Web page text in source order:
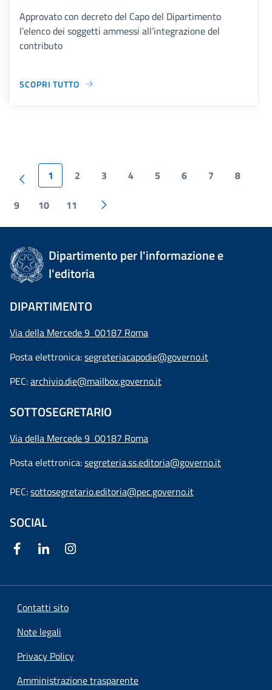
Approvato con decreto del Capo del Dipartimento
l’elenco dei soggetti ammessi all’integrazione del
contributo
SCOPRI TUTTO
1 2 3 4 5 6 7 8
9 10 11
Dipartimento per l'informazione e
l'editoria
DIPARTIMENTO
Via della Mercede 9 00187 Roma
Posta elettronica:segreteriacapodie@governo.it
PEC:archivio.die@mailbox.governo.it
SOTTOSEGRETARIO
Via della Mercede 9 00187 Roma
Posta elettronica:segreteria.ss.editoria@governo.it
PEC:sottosegretario.editoria@pec.governo.it
SOCIAL
Contatti sito
Note legali
Privacy Policy
Amministrazione trasparente